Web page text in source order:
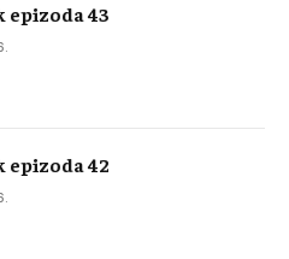
epizoda 43
epizoda 42